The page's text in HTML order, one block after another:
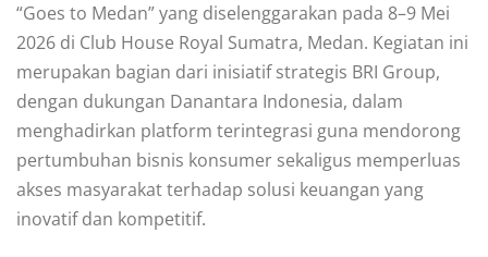
“Goes to Medan” yang diselenggarakan pada 8–9 Mei
2026 di Club House Royal Sumatra, Medan. Kegiatan ini
merupakan bagian dari inisiatif strategis BRI Group,
dengan dukungan Danantara Indonesia, dalam
menghadirkan platform terintegrasi guna mendorong
pertumbuhan bisnis konsumer sekaligus memperluas
akses masyarakat terhadap solusi keuangan yang
inovatif dan kompetitif.